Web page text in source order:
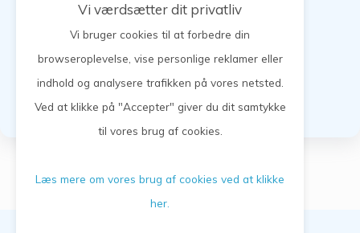
Bestil tid, forny medicin, skriv til lægen.
Login herunder
Log på selvbetjening
Vi værdsætter dit privatliv
Vi bruger cookies til at forbedre din
browseroplevelse, vise personlige reklamer eller
indhold og analysere trafikken på vores netsted.
Ved at klikke på "Accepter" giver du dit samtykke
til vores brug af cookies.
Læs mere om vores brug af cookies ved at klikke
her.